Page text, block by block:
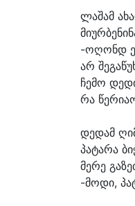
ლაშამ ახა
მიურბენი
-ოღონდ
არ შეგაწუ
ჩემო დე
რა წერია
დედამ ღი
პატარა ბი
მერე გაზე
-მოდი, პა